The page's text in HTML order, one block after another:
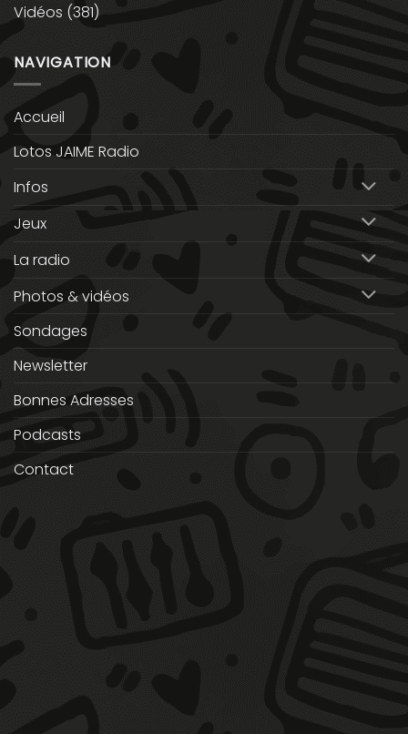
Vidéos (381)
NAVIGATION
Accueil
Lotos JAIME Radio
Infos
Jeux
La radio
Photos & vidéos
Sondages
Newsletter
Bonnes Adresses
Podcasts
Contact